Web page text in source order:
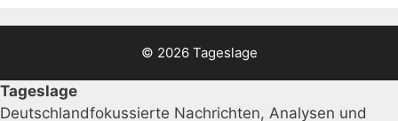
© 2026 Tageslage
Tageslage
Deutschlandfokussierte Nachrichten, Analysen und